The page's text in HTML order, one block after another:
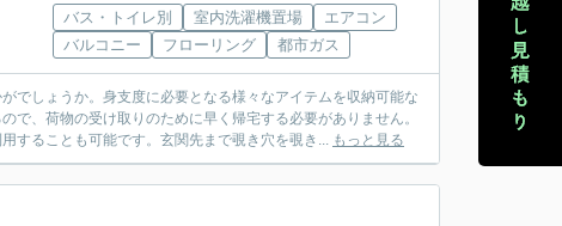
バス・トイレ別 室内洗濯機置場
エアコン
バルコニー
フローリング 都市ガス
でしょうか。身支度に必要となる様々なアイテムを収納可能な
で、荷物の受け取りのために早く帰宅する必要がありません。
することも可能です。玄関先まで覗き穴を覗き... もっと見る